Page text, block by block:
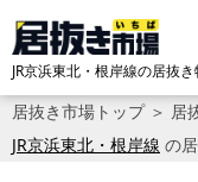
JR京浜東北・根岸線の居抜
居抜き市場トップ＞ 居
JR京浜東北・根岸線 の